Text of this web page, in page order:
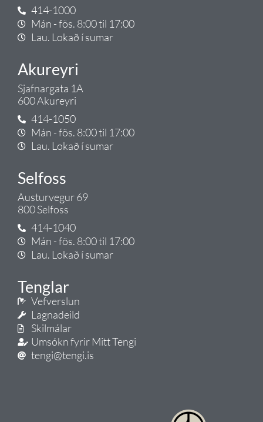
414-1000
Mán - fös. 8:00 til 17:00
Lau. Lokað í sumar
Akureyri
Sjafnargata 1A
600 Akureyri
414-1050
Mán - fös. 8:00 til 17:00
Lau. Lokað í sumar
Selfoss
Austurvegur 69
800 Selfoss
414-1040
Mán - fös. 8:00 til 17:00
Lau. Lokað í sumar
Tenglar
Vefverslun
Lagnadeild
Skilmálar
Umsókn fyrir Mitt Tengi
tengi@tengi.is